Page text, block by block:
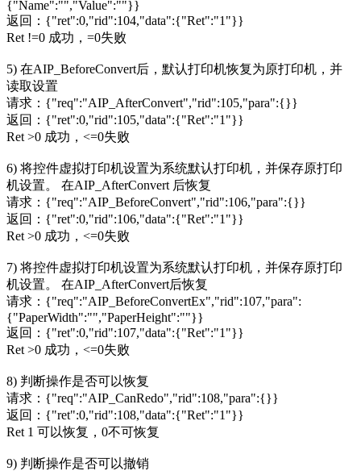
{"Name":"","Value":""}}
返回：{"ret":0,"rid":104,"data":{"Ret":"1"}}
Ret !=0 成功，=0失败
5) 在AIP_BeforeConvert后，默认打印机恢复为原打印机，并
读取设置
请求：{"req":"AIP_AfterConvert","rid":105,"para":{}}
返回：{"ret":0,"rid":105,"data":{"Ret":"1"}}
Ret >0 成功，<=0失败
6) 将控件虚拟打印机设置为系统默认打印机，并保存原打印
机设置。 在AIP_AfterConvert 后恢复
请求：{"req":"AIP_BeforeConvert","rid":106,"para":{}}
返回：{"ret":0,"rid":106,"data":{"Ret":"1"}}
Ret >0 成功，<=0失败
7) 将控件虚拟打印机设置为系统默认打印机，并保存原打印
机设置。 在AIP_AfterConvert后恢复
请求：{"req":"AIP_BeforeConvertEx","rid":107,"para":
{"PaperWidth":"","PaperHeight":""}}
返回：{"ret":0,"rid":107,"data":{"Ret":"1"}}
Ret >0 成功，<=0失败
8) 判断操作是否可以恢复
请求：{"req":"AIP_CanRedo","rid":108,"para":{}}
返回：{"ret":0,"rid":108,"data":{"Ret":"1"}}
Ret 1 可以恢复，0不可恢复
9) 判断操作是否可以撤销